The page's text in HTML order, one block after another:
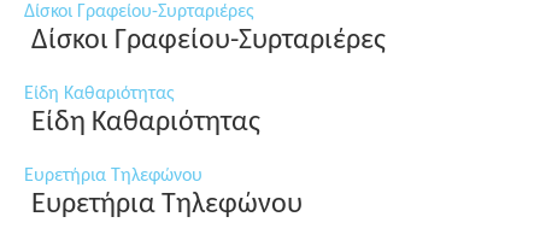
Δίσκοι Γραφείου-Συρταριέρες
Δίσκοι Γραφείου-Συρταριέρες
Είδη Καθαριότητας
Είδη Καθαριότητας
Ευρετήρια Τηλεφώνου
Ευρετήρια Τηλεφώνου